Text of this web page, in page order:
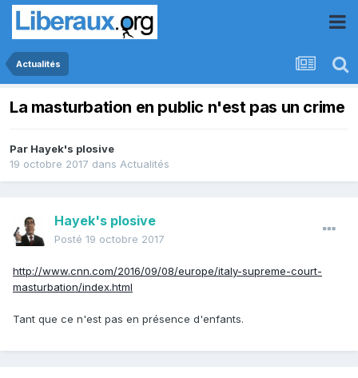
Actualités
La masturbation en public n'est pas un crime
Par Hayek's plosive
19 octobre 2017 dans Actualités
Hayek's plosive
Posté 19 octobre 2017
http://www.cnn.com/2016/09/08/europe/italy-supreme-court-
masturbation/index.html
Tant que ce n'est pas en présence d'enfants.